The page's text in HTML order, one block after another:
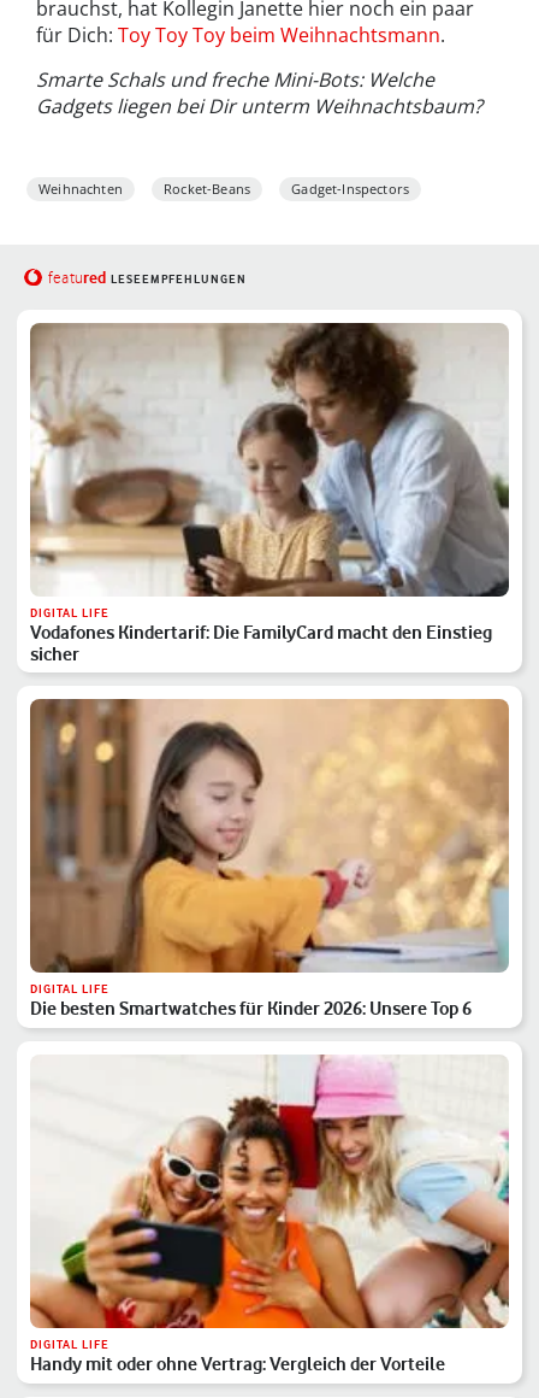
brauchst, hat Kollegin Janette hier noch ein paar
für Dich: Toy Toy Toy beim Weihnachtsmann.
Smarte Schals und freche Mini-Bots: Welche
Gadgets liegen bei Dir unterm Weihnachtsbaum?
Weihnachten Rocket-Beans Gadget-Inspectors
featured LESEEMPFEHLUNGEN
DIGITAL LIFE
Vodafones Kindertarif: Die FamilyCard macht den Einstieg
sicher
DIGITAL LIFE
Die besten Smartwatches für Kinder 2026: Unsere Top 6
DIGITAL LIFE
Handy mit oder ohne Vertrag: Vergleich der Vorteile